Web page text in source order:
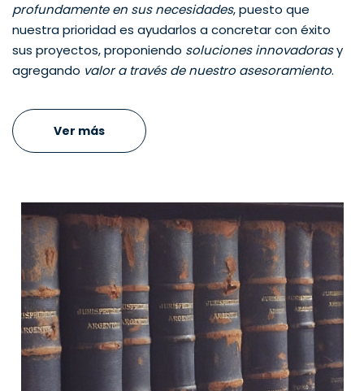
profundamente en sus necesidades, puesto que
nuestra prioridad es ayudarlos a concretar con éxito
sus proyectos, proponiendo soluciones innovadorasy
agregando valor a través de nuestro asesoramiento.
Ver más